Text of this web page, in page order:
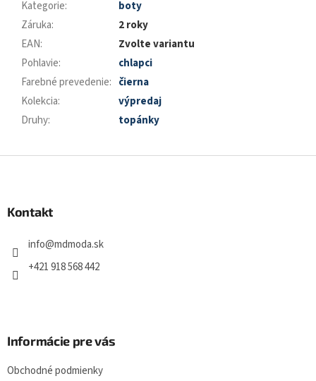
Kategorie:
boty
Záruka:
2 roky
EAN:
Zvolte variantu
Pohlavie:
chlapci
Farebné prevedenie: čierna
Kolekcia:
výpredaj
Druhy: topánky
Kontakt
info@mdmoda.sk
+421 918 568 442
Informácie pre vás
Obchodné podmienky